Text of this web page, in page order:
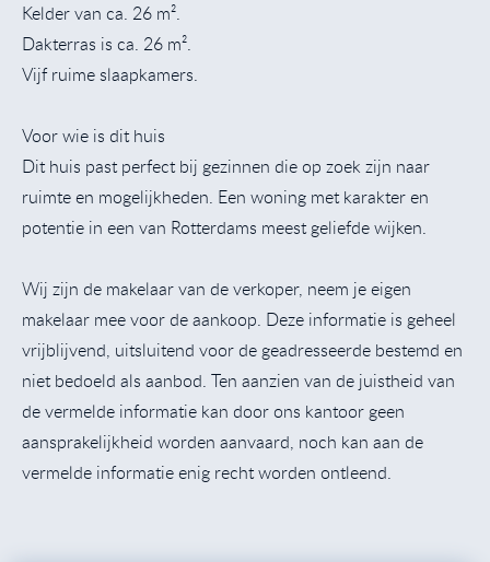
Kelder van ca. 26 m².
Dakterras is ca. 26 m².
Vijf ruime slaapkamers.
Voor wie is dit huis
Dit huis past perfect bij gezinnen die op zoek zijn naar
ruimte en mogelijkheden. Een woning met karakter en
potentie in een van Rotterdams meest geliefde wijken.
Wij zijn de makelaar van de verkoper, neem je eigen
makelaar mee voor de aankoop. Deze informatie is geheel
vrijblijvend, uitsluitend voor de geadresseerde bestemd en
niet bedoeld als aanbod. Ten aanzien van de juistheid van
de vermelde informatie kan door ons kantoor geen
aansprakelijkheid worden aanvaard, noch kan aan de
vermelde informatie enig recht worden ontleend.